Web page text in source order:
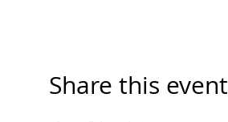
Share this event